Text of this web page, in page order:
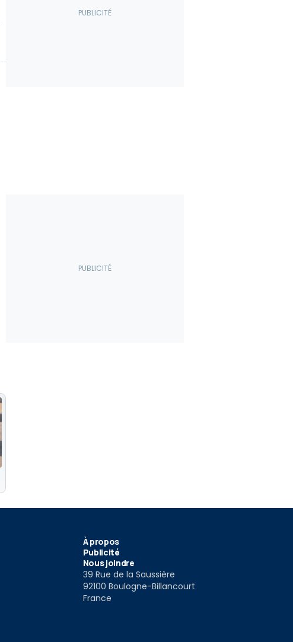
À propos
Publicité
Nous joindre
39 Rue de la Saussière
92100 Boulogne-Billancourt
France